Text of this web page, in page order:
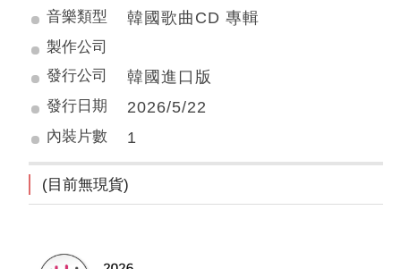
音樂類型 韓國歌曲CD 專輯
製作公司
發行公司
韓國進口版
發行日期 2026/5/22
內裝片數 1
(目前無現貨)